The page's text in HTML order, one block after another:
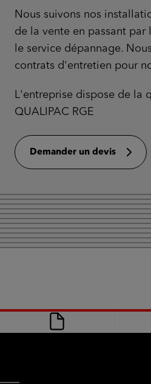
Nous suivons nos
de la vente en passant
le service dépannage.
contrats d'entretien pour
L'entreprise dispose de la
QUALIPAC RGE
Demander un devis